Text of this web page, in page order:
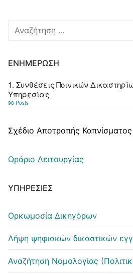
Αναζήτηση
ΕΝΗΜΈΡΩΣΗ
1. Συνθέσεις Ποινικών
Υπηρεσίας
98 Posts
Σχέδιο Αποτροπής Καπνίσματος
Ωράριο Λειτουργίας
ΥΠΗΡΕΣΊΕΣ
Ορκωμοσία Δικηγόρων
Λήψη ψηφιακών δικαστικών
Αναζήτηση Νομολογίας